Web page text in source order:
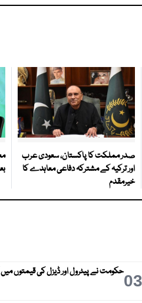
صدر مملکت کا پاکستان، سعودی عرب
اور ترکیہ کے مشترکہ دفاعی معاہدے کا
خیرمقدم
03حکومت نے پیٹرول اور ڈیزل کی قیمتوں